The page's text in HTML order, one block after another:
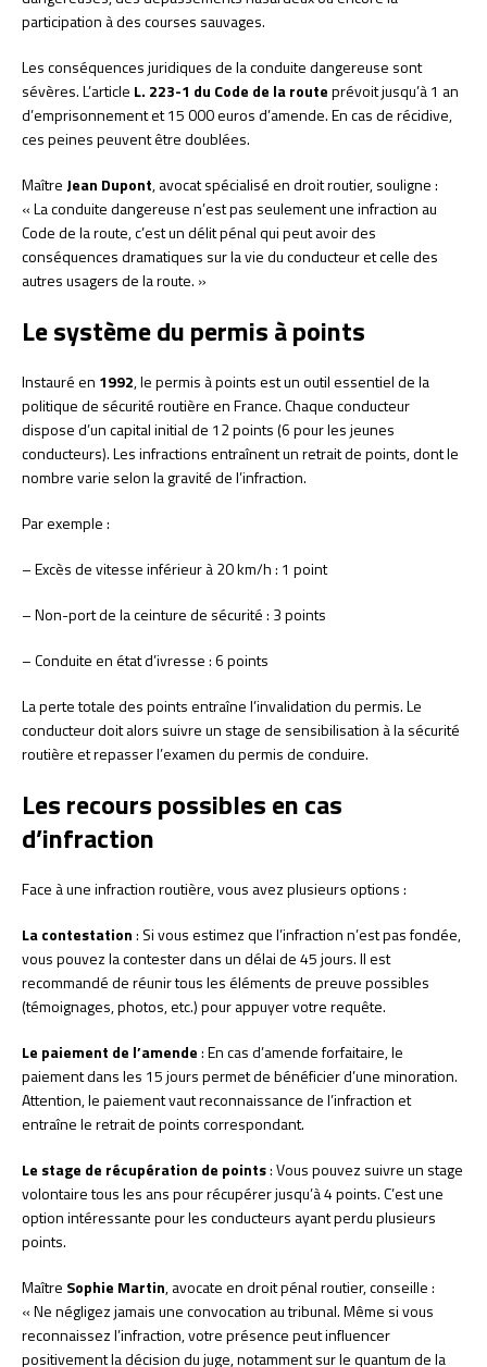
participation à des courses sauvages.
Les conséquences juridiques de la conduite dangereuse sont
sévères. L’article L. 223-1 du Code de la routeprévoit jusqu’à 1 an
d’emprisonnement et 15 000 euros d’amende. En cas de récidive,
ces peines peuvent être doublées.
Maître Jean Dupont, avocat spécialisé en droit routier, souligne :
« La conduite dangereuse n’est pas seulement une infraction au
Code de la route, c’est un délit pénal qui peut avoir des
conséquences dramatiques sur la vie du conducteur et celle des
autres usagers de la route. »
Le système du permis à points
Instauré en 1992, le permis à points est un outil essentiel de la
politique de sécurité routière en France. Chaque conducteur
dispose d’un capital initial de 12 points (6 pour les jeunes
conducteurs). Les infractions entraînent un retrait de points, dont le
nombre varie selon la gravité de l’infraction.
Par exemple :
– Excès de vitesse inférieur à 20 km/h : 1 point
– Non-port de la ceinture de sécurité : 3 points
– Conduite en état d’ivresse : 6 points
La perte totale des points entraîne l’invalidation du permis. Le
conducteur doit alors suivre un stage de sensibilisation à la sécurité
routière et repasser l’examen du permis de conduire.
Les recours possibles en cas
d’infraction
Face à une infraction routière, vous avez plusieurs options :
La contestation: Si vous estimez que l’infraction n’est pas fondée,
vous pouvez la contester dans un délai de 45 jours. Il est
recommandé de réunir tous les éléments de preuve possibles
(témoignages, photos, etc.) pour appuyer votre requête.
Le paiement de l’amende: En cas d’amende forfaitaire, le
paiement dans les 15 jours permet de bénéficier d’une minoration.
Attention, le paiement vaut reconnaissance de l’infraction et
entraîne le retrait de points correspondant.
Le stage de récupération de points: Vous pouvez suivre un stage
volontaire tous les ans pour récupérer jusqu’à 4 points. C’est une
option intéressante pour les conducteurs ayant perdu plusieurs
points.
Maître Sophie Martin, avocate en droit pénal routier, conseille :
« Ne négligez jamais une convocation au tribunal. Même si vous
reconnaissez l’infraction, votre présence peut influencer
positivement la décision du juge, notamment sur le quantum de la